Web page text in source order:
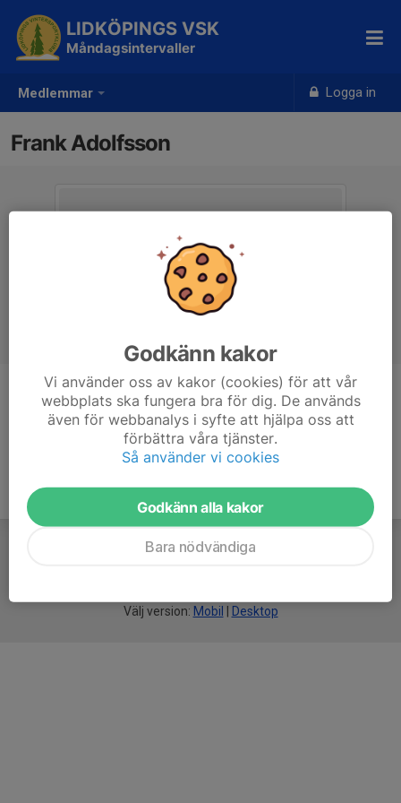
Medlemmar Logga in
LIDKÖPINGS VSK
Måndagsintervaller
Frank Adolfsson
Ålder 68 år
Välj version: Mobil Desktop
Godkänn kakor
Vi använder oss av kakor (cookies) för att vår
webbplats ska fungera bra för dig. De används
även för webbanalys i syfte att hjälpa oss att
förbättra våra tjänster.
Så använder vi cookies
Godkänn alla kakor
Bara nödvändiga